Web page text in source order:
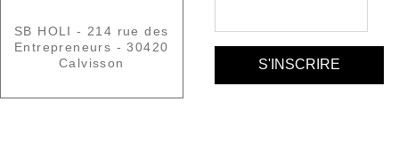
SB HOLI - 214 rue des
Entrepreneurs - 30420
Calvisson